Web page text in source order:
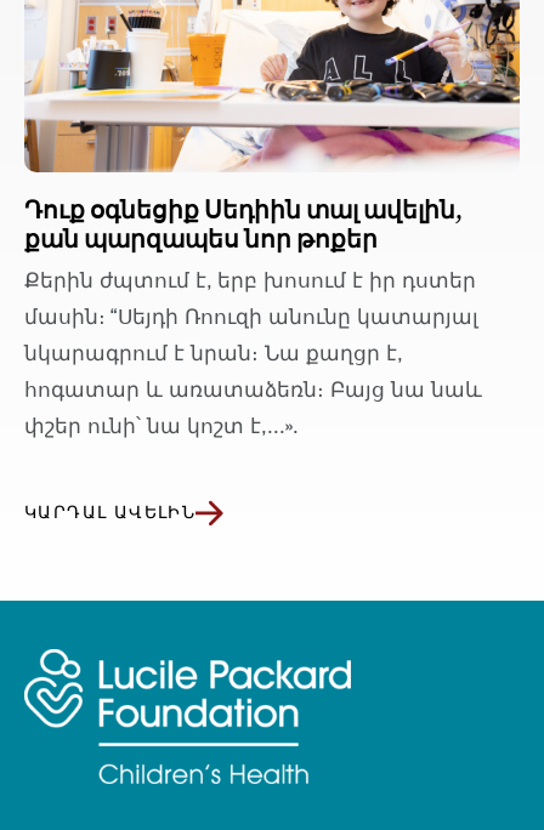
Դուք օգնեցիք Սեդիին տալ ավելին,
քան պարզապես նոր թոքեր
Քերին ժպտում է, երբ խոսում է իր դստեր
մասին։ “Սեյդի Ռոուզի անունը կատարյալ
նկարագրում է նրան։ Նա քաղցր է,
հոգատար և առատաձեռն։ Բայց նա նաև
փշեր ունի՝ նա կոշտ է,...».
ԿԱՐԴԱԼ ԱՎԵԼԻՆ